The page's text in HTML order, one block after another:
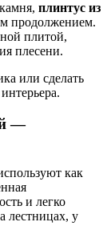
плинтус из
продолжением.
плитой,
плесени.
или сделать
—
как
и легко
лестницах, у